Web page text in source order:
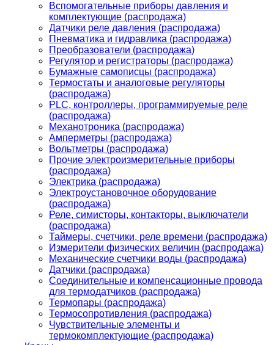
Вспомогательные приборы давления и
комплектующие (распродажа)
Датчики реле давления (распродажа)
Пневматика и гидравлика (распродажа)
Преобразователи (распродажа)
Регулятор и регистраторы (распродажа)
Бумажные самописцы (распродажа)
Термостаты и аналоговые регуляторы
(распродажа)
PLС, контроллеры, программируемые реле
(распродажа)
Механотроника (распродажа)
Амперметры (распродажа)
Вольтметры (распродажа)
Прочие электроизмерительные приборы
(распродажа)
Электрика (распродажа)
Электроустановочное оборудование
(распродажа)
Реле, симисторы, контакторы, выключатели
(распродажа)
Таймеры, счетчики, реле времени (распродажа)
Измерители физических величин (распродажа)
Механические счетчики воды (распродажа)
Датчики (распродажа)
Соединительные и компенсационные провода
для термодатчиков (распродажа)
Термопары (распродажа)
Термосопротивления (распродажа)
Чувствительные элементы и
термокомплектующие (распродажа)